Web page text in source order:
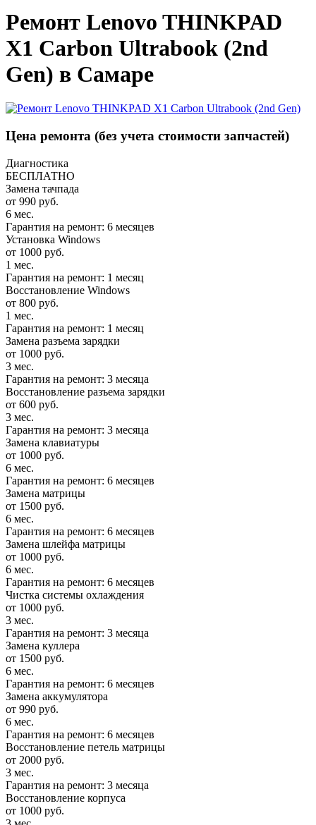
Ремонт Lenovo THINKPAD
X1 Carbon Ultrabook (2nd
Gen) в Самаре
Цена ремонта (без учета стоимости запчастей)
Диагностика
БЕСПЛАТНО
Замена тачпада
от 990 руб.
6 мес.
Гарантия на ремонт: 6 месяцев
Установка Windows
от 1000 руб.
1 мес.
Гарантия на ремонт: 1 месяц
Восстановление Windows
от 800 руб.
1 мес.
Гарантия на ремонт: 1 месяц
Замена разъема зарядки
от 1000 руб.
3 мес.
Гарантия на ремонт: 3 месяца
Восстановление разъема зарядки
от 600 руб.
3 мес.
Гарантия на ремонт: 3 месяца
Замена клавиатуры
от 1000 руб.
6 мес.
Гарантия на ремонт: 6 месяцев
Замена матрицы
от 1500 руб.
6 мес.
Гарантия на ремонт: 6 месяцев
Замена шлейфа матрицы
от 1000 руб.
6 мес.
Гарантия на ремонт: 6 месяцев
Чистка системы охлаждения
от 1000 руб.
3 мес.
Гарантия на ремонт: 3 месяца
Замена куллера
от 1500 руб.
6 мес.
Гарантия на ремонт: 6 месяцев
Замена аккумулятора
от 990 руб.
6 мес.
Гарантия на ремонт: 6 месяцев
Восстановление петель матрицы
от 2000 руб.
3 мес.
Гарантия на ремонт: 3 месяца
Восстановление корпуса
от 1000 руб.